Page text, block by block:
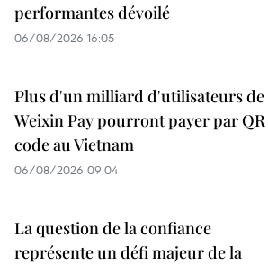
performantes dévoilé
06/08/2026 16:05
Plus d'un milliard d'utilisateurs de
Weixin Pay pourront payer par QR
code au Vietnam
06/08/2026 09:04
La question de la confiance
représente un défi majeur de la